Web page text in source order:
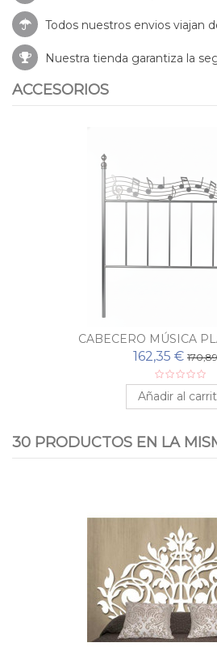
Todos nuestros envios viajan
Nuestra tienda garantiza la
ACCESORIOS
CABECERO MÚSICA
162,35 €
Añadir al
30 PRODUCTOS EN LA